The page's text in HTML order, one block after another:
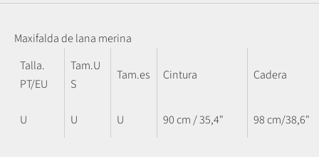
Maxifalda de lana merina
Talla.
PT/EU
Tam.U
S
Tam.es Cintura Cadera
U U U 90 cm / 35,4" 98 cm/38,6"